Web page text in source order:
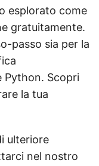
esplorato come
gratuitamente.
passo sia per la
Python. Scopri
la tua
ulteriore
nel nostro